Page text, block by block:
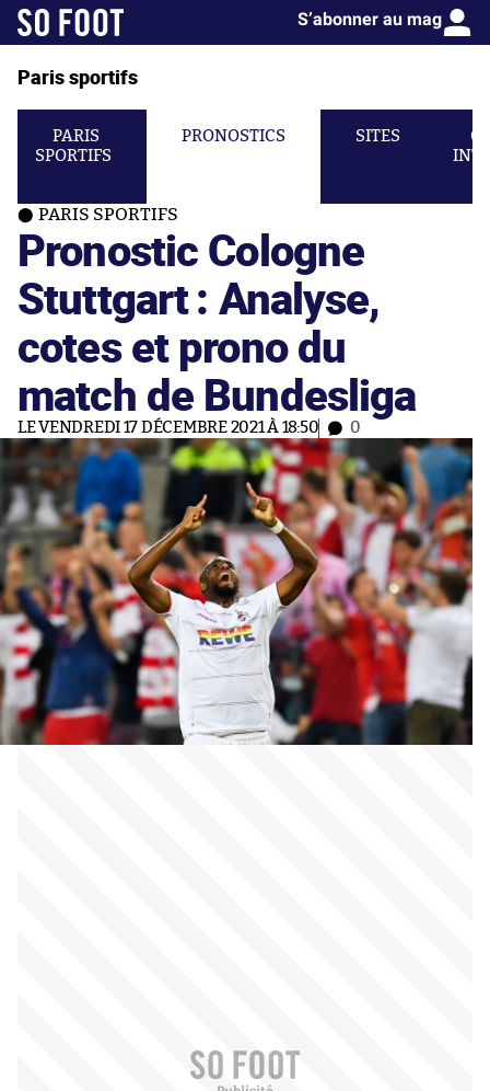
S’abonner au mag
Paris sportifs
PARIS
SPORTIFS
PRONOSTICS SITES
PARIS SPORTIFS
Pronostic Cologne
Stuttgart : Analyse,
cotes et prono du
match de Bundesliga
LE VENDREDI 17 DÉCEMBRE 2021 À 18:50 0